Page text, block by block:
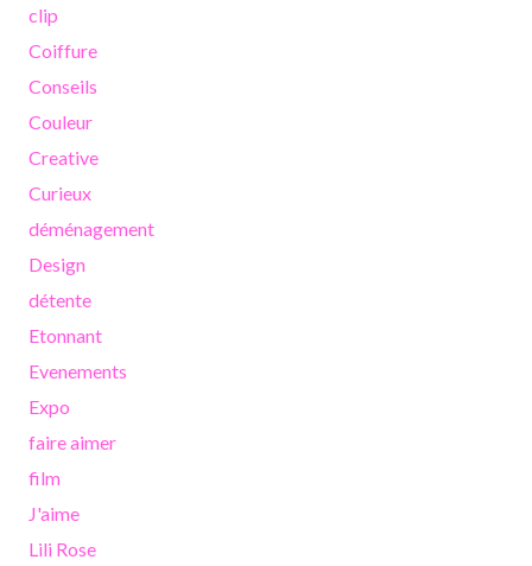
clip
Coiffure
Conseils
Couleur
Creative
Curieux
déménagement
Design
détente
Etonnant
Evenements
Expo
faire aimer
film
J'aime
Lili Rose